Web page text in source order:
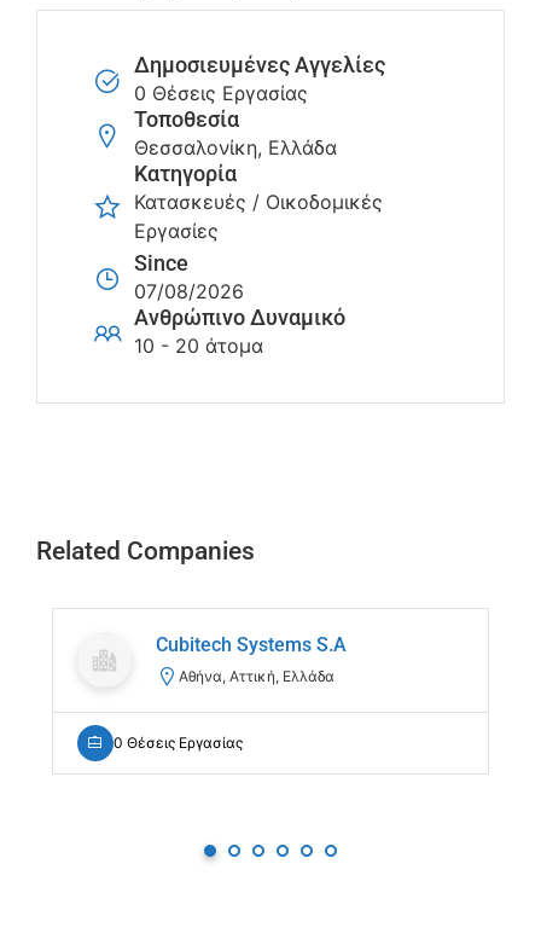
Δημοσιευμένες Αγγελίες
0 Θέσεις Εργασίας
Τοποθεσία
Θεσσαλονίκη, Ελλάδα
Κατηγορία
Κατασκευές / Οικοδομικές
Εργασίες
Since
07/08/2026
Ανθρώπινο Δυναμικό
10 - 20 άτομα
Related Companies
Cubitech Systems S.A
Αθήνα, Αττική, Ελλάδα
0 Θέσεις Εργασίας